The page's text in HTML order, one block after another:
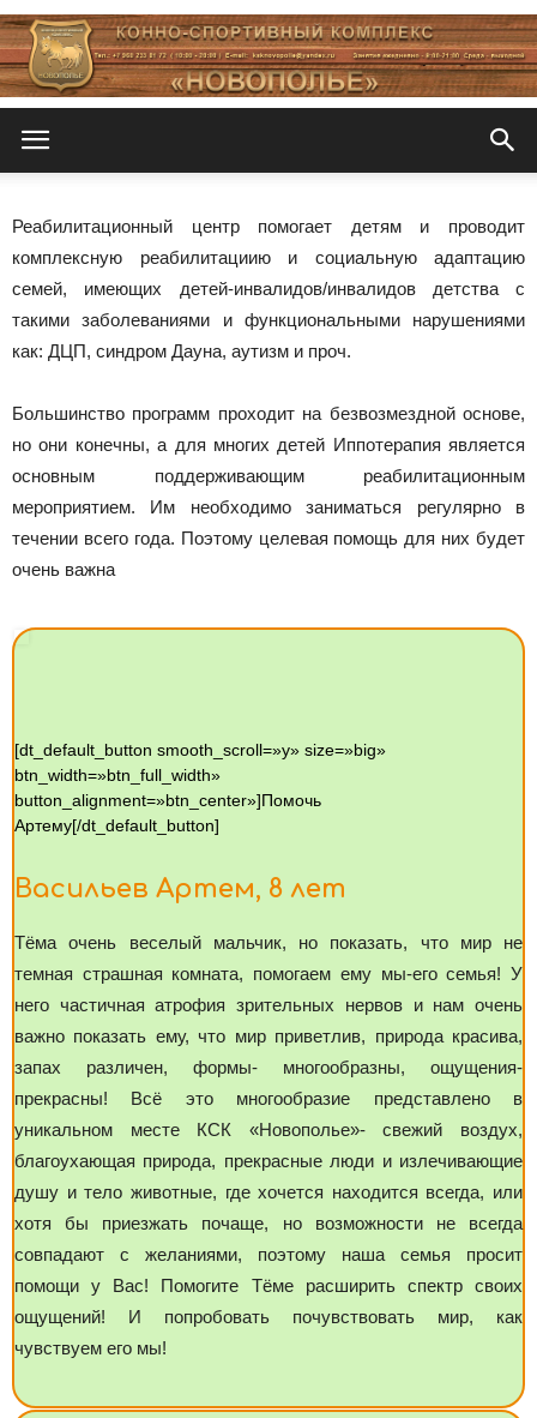
Реабилитационный центр помогает детям и проводит
комплексную реабилитациию и социальную адаптацию
семей, имеющих детей-инвалидов/инвалидов детства с
такими заболеваниями и функциональными нарушениями
как: ДЦП, синдром Дауна, аутизм и проч.
Большинство программ проходит на безвозмездной основе,
но они конечны, а для многих детей Иппотерапия является
основным поддерживающим реабилитационным
мероприятием. Им необходимо заниматься регулярно в
течении всего года. Поэтому целевая помощь для них будет
очень важна
[dt_default_button smooth_scroll=»y» size=»big»
btn_width=»btn_full_width»
button_alignment=»btn_center»]Помочь
Артему[/dt_default_button]
Васильев Артем, 8 лет
Тёма очень веселый мальчик, но показать, что мир не
темная страшная комната, помогаем ему мы-его семья! У
него частичная атрофия зрительных нервов и нам очень
важно показать ему, что мир приветлив, природа красива,
запах различен, формы- многообразны, ощущения-
прекрасны! Всё это многообразие представлено в
уникальном месте КСК «Новополье»- свежий воздух,
благоухающая природа, прекрасные люди и излечивающие
душу и тело животные, где хочется находится всегда, или
хотя бы приезжать почаще, но возможности не всегда
совпадают с желаниями, поэтому наша семья просит
помощи у Вас! Помогите Тёме расширить спектр своих
ощущений! И попробовать почувствовать мир, как
чувствуем его мы!